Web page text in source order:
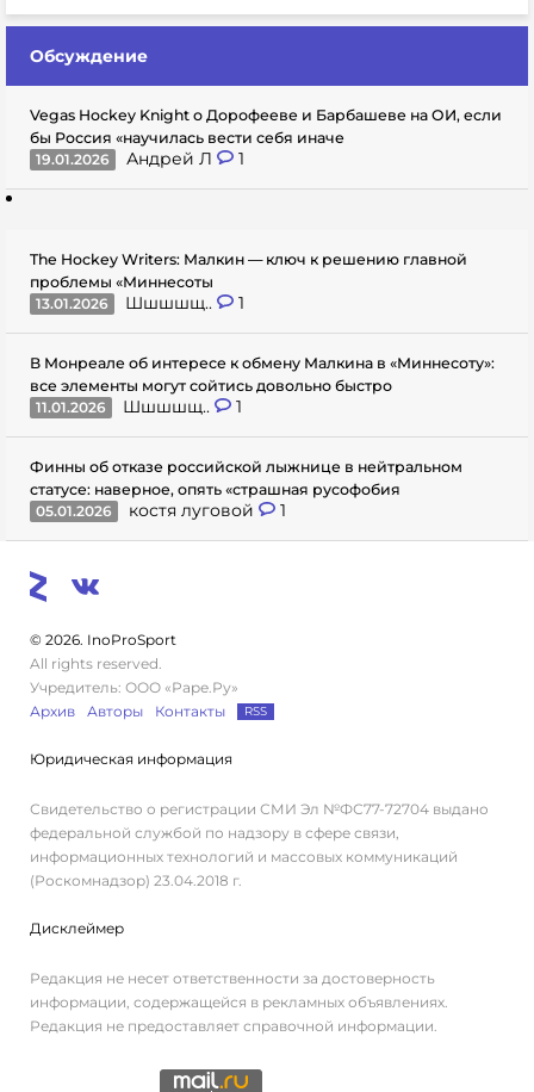
Обсуждение
Vegas Hockey Knight о Дорофееве и Барбашеве на ОИ, если
бы Россия «научилась вести себя иначе
19.01.2026
Андрей Л 1
The Hockey Writers: Малкин — ключ к решению главной
проблемы «Миннесоты
13.01.2026
Шшшшщ.. 1
В Монреале об интересе к обмену Малкина в «Миннесоту»:
все элементы могут сойтись довольно быстро
11.01.2026
Шшшшщ.. 1
Финны об отказе российской лыжнице в нейтральном
статусе: наверное, опять «страшная русофобия
05.01.2026
костя луговой 1
© 2026. InoProSport
All rights reserved.
Учредитель: ООО «Раре.Ру»
Архив
Авторы Контакты RSS
Юридическая информация
Свидетельство о регистрации СМИ Эл №ФС77-72704 выдано
федеральной службой по надзору в сфере связи,
информационных технологий и массовых коммуникаций
(Роскомнадзор) 23.04.2018 г.
Дисклеймер
Редакция не несет ответственности за достоверность
информации, содержащейся в рекламных объявлениях.
Редакция не предоставляет справочной информации.